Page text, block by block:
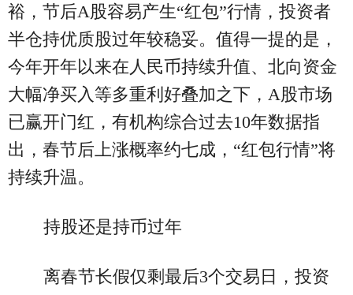
裕，节后A股容易产生“红包”行情，投资者
半仓持优质股过年较稳妥。值得一提的是，
今年开年以来在人民币持续升值、北向资金
大幅净买入等多重利好叠加之下，A股市场
已赢开门红，有机构综合过去10年数据指
出，春节后上涨概率约七成，“红包行情”将
持续升温。
持股还是持币过年
离春节长假仅剩最后3个交易日，投资